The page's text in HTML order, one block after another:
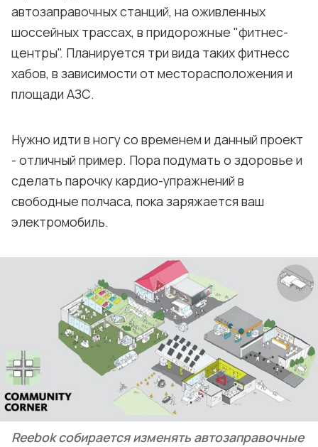
автозаправочных станций, на оживленных
шоссейных трассах, в придорожные "фитнес-
центры". Планируется три вида таких фитнесс
хабов, в зависимости от месторасположения и
площади АЗС.
Нужно идти в ногу со временем и данный проект
- отличный пример. Пора подумать о здоровье и
сделать парочку кардио-упражнений в
свободные полчаса, пока заряжается ваш
электромобиль.
Reebok собирается изменять автозаправочные